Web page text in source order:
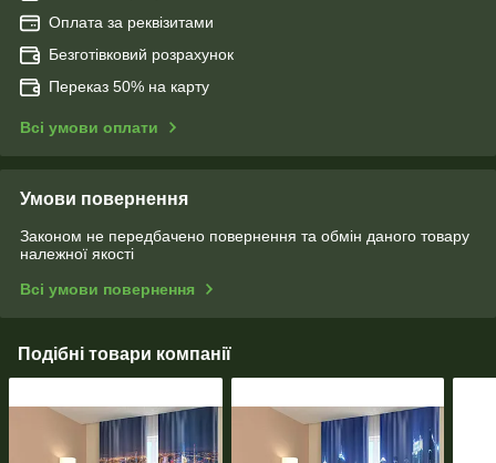
Оплата за реквізитами
Безготівковий розрахунок
Переказ 50% на карту
Всі умови оплати
Умови повернення
Законом не передбачено повернення та обмін даного товару
належної якості
Всі умови повернення
Подібні товари компанії